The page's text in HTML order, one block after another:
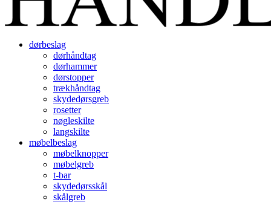
dørbeslag
dørhåndtag
dørhammer
dørstopper
trækhåndtag
skydedørsgreb
rosetter
nøgleskilte
langskilte
møbelbeslag
møbelknopper
møbelgreb
t-bar
skydedørsskål
skålgreb